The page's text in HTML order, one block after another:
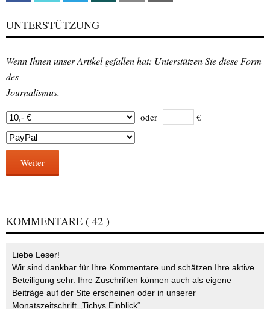
UNTERSTÜTZUNG
Wenn Ihnen unser Artikel gefallen hat: Unterstützen Sie diese Form
des
Journalismus.
oder €
Weiter
KOMMENTARE ( 42 )
Liebe Leser!
Wir sind dankbar für Ihre Kommentare und schätzen Ihre aktive
Beteiligung sehr. Ihre Zuschriften können auch als eigene
Beiträge auf der Site erscheinen oder in unserer
Monatszeitschrift „Tichys Einblick“.